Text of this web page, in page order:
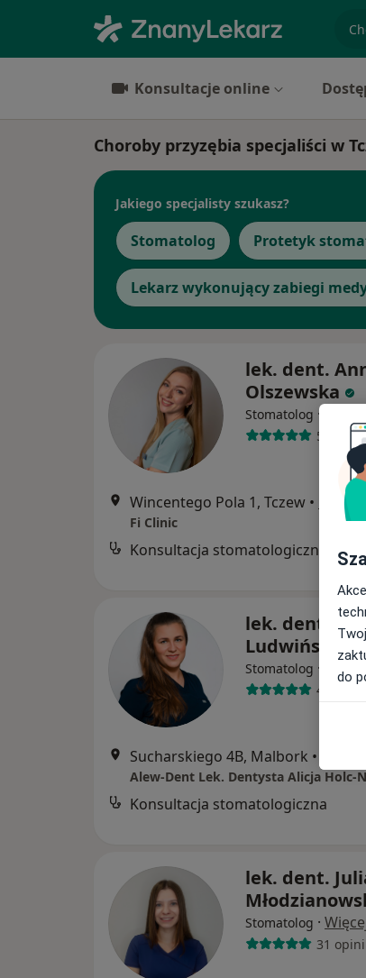
Konsultacje online
Choroby przyzębia specjaliści w
Jakiego specjalisty szukasz?
Stomatolog Protetyk
Lekarz wykonujący zabiegi
lek. dent.
Olszewska
Stomatolog ·
50
Wincentego Pola 1, Tczew • Mapa
Fi Clinic
Konsultacja stomatologiczna
lek. dent.
Ludwińska-
Stomatolog · Więcej
43 opinie
Sucharskiego 4B, Malbork •
Alew-Dent Lek. Dentysta Alicja Holc-
Konsultacja stomatologiczna
lek. dent.
Stomatolog ·
31
do